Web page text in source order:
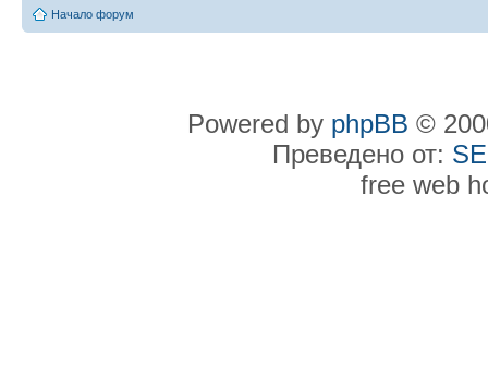
Начало форум
Powered by phpBB ©
Преведено от:
free web